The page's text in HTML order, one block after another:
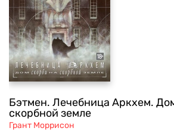
Бэтмен. Лечебница Аркхем.
скорбной земле
Грант Моррисон